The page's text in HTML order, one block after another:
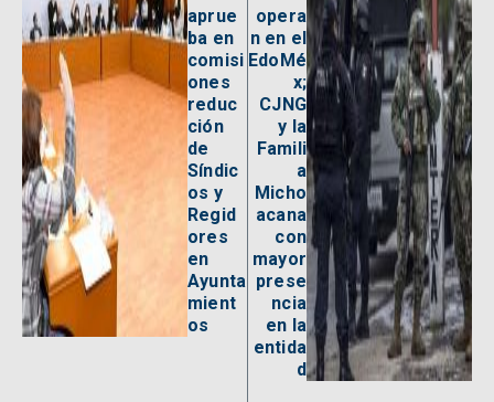
aprue
ba en
comisi
ones
reduc
ción
de
Síndic
os y
Regid
ores
en
Ayunta
mient
os
opera
n en el
EdoMé
x;
CJNG
y la
Famili
a
Micho
acana
con
mayor
prese
ncia
en la
entida
d